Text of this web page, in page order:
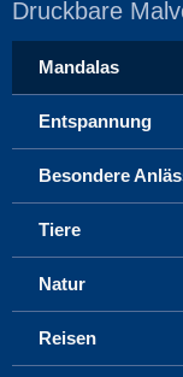
Druckbare
Mandalas
Entspannung
Besondere
Tiere
Natur
Reisen